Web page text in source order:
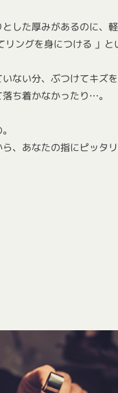
した厚みがあるのに、軽
リングを身につける 」
ない分、ぶつけてキズ
ち着かなかったり…。
、あなたの指にピッタ